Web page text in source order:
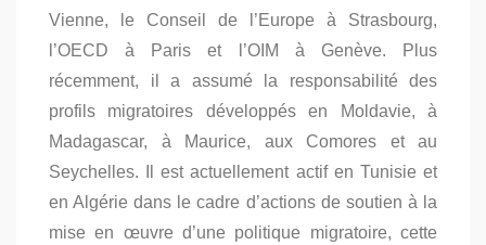
Vienne, le Conseil de l’Europe à Strasbourg,
l’OECD à Paris et l’OIM à Genève. Plus
récemment, il a assumé la responsabilité des
profils migratoires développés en Moldavie, à
Madagascar, à Maurice, aux Comores et au
Seychelles. Il est actuellement actif en Tunisie et
en Algérie dans le cadre d’actions de soutien à la
mise en œuvre d’une politique migratoire, cette